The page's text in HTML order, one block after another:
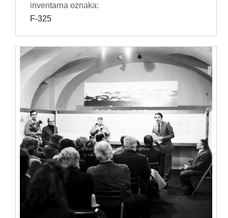
inventarna oznaka:
F-325